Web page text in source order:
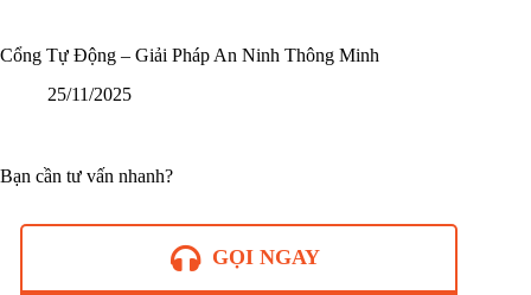
Cổng Tự Động – Giải Pháp An Ninh Thông Minh
25/11/2025
Bạn cần tư vấn nhanh?
GỌI NGAY